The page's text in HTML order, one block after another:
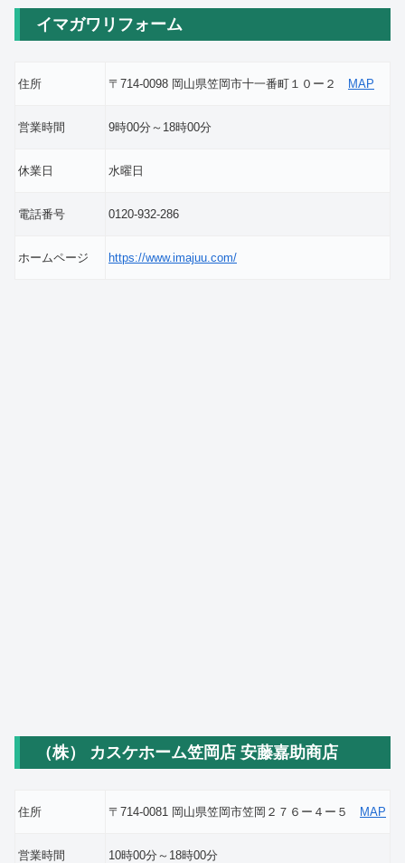
イマガワリフォーム
住所 〒714-0098 岡山県笠岡市十一番町１０ー２ MAP
営業時間 9時00分～18時00分
休業日 水曜日
電話番号 0120-932-286
ホームページ https://www.imajuu.com/
（株） カスケホーム笠岡店 安藤嘉助商店
住所 〒714-0081 岡山県笠岡市笠岡２７６ー４ー５ MAP
営業時間 10時00分～18時00分